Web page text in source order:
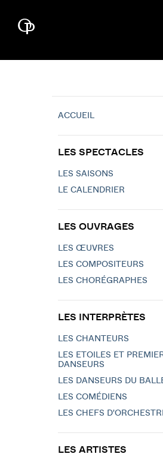
ACCUEIL
LES SPECTACLES
LES SAISONS
LE CALENDRIER
LES OUVRAGES
LES ŒUVRES
LES COMPOSITEURS
LES CHORÉGRAPHES
LES INTERPRÈTES
LES CHANTEURS
LES ETOILES ET
DANSEURS
LES DANSEURS DU
LES COMÉDIENS
LES CHEFS
LES ARTISTES